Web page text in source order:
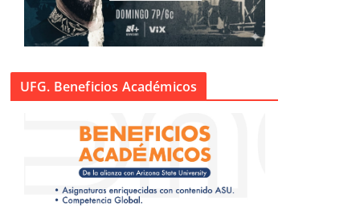
UFG. Beneficios Académicos